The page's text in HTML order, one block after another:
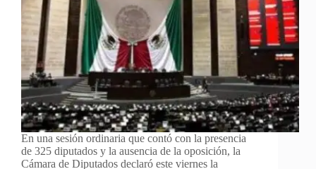
En una sesión ordinaria que contó con la presencia
de 325 diputados y la ausencia de la oposición, la
Cámara de Diputados declaró este viernes la